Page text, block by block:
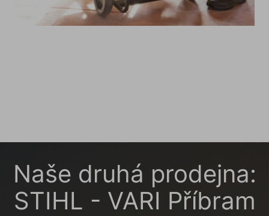
Naše druhá prodejna:
STIHL - VARI Příbram